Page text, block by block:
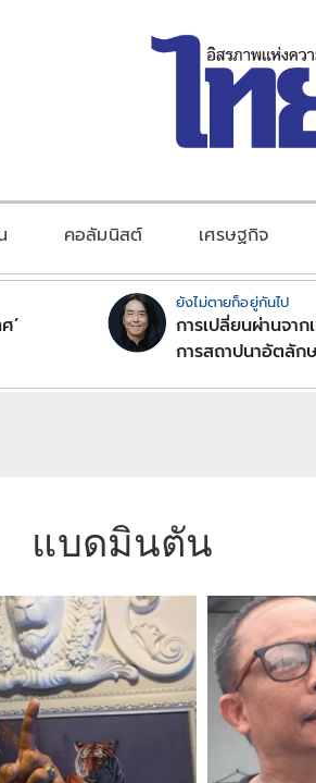
คอลัมนิสต์ เศรษฐกิจ
’
ยังไม่ตายก็อยู่กันไป
การเปลี่ยนผ่านจาก
การสถาปนาอัตลัก
แบดมินตัน